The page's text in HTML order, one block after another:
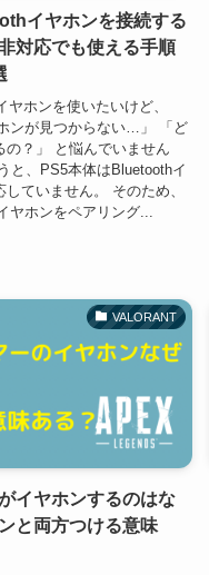
イヤホンを接続する
対応でも使える手順
ヤホンを使いたいけど、
ンが見つからない…」 「ど
の？」 と悩んでいません
と、PS5本体はBluetoothイ
ていません。 そのため、
ヤホンをペアリング...
VALORANT
イヤホンするのはな
と両方つける意味